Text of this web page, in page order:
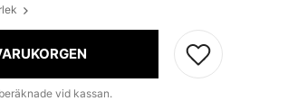
vid kassan.